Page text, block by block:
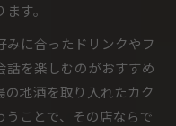
す。
に合ったドリンクやフ
を楽しむのがおすすめ
地酒を取り入れたカク
ことで、その店ならで